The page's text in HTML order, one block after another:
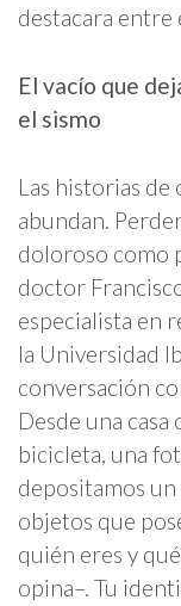
destacara entre
El vacío que
el sismo
Las historias
abundan.
doloroso como
doctor
especialista en
la Universidad
conversación
Desde una
bicicleta, una
depositamos
objetos que
quién eres y
opina–. Tu